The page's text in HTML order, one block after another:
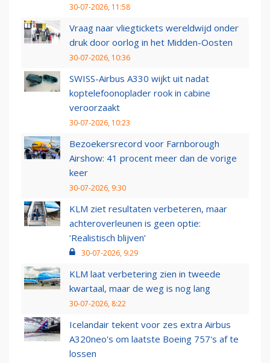
30-07-2026, 11:58
Vraag naar vliegtickets wereldwijd onder
druk door oorlog in het Midden-Oosten
30-07-2026, 10:36
SWISS-Airbus A330 wijkt uit nadat
koptelefoonoplader rook in cabine
veroorzaakt
30-07-2026, 10:23
Bezoekersrecord voor Farnborough
Airshow: 41 procent meer dan de vorige
keer
30-07-2026, 9:30
KLM ziet resultaten verbeteren, maar
achteroverleunen is geen optie:
‘Realistisch blijven’
30-07-2026, 9:29
KLM laat verbetering zien in tweede
kwartaal, maar de weg is nog lang
30-07-2026, 8:22
Icelandair tekent voor zes extra Airbus
A320neo's om laatste Boeing 757's af te
lossen